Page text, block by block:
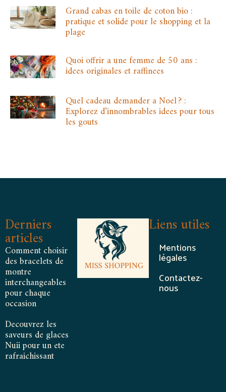
Grand cabas en toile de coton bio :
pratique et solide pour le shopping et la
plage
Quoi offrir a une femme de 50 ans :
idees originales et raffinees
Quel cadeau demander a Noel ? :
Explorez d’innombrables idees pour tous
les gouts
Derniers
articles
Comment choisir
des bracelets de
montre
interchangeables
pour chaque
occasion
Decouvrez les
saveurs de glaces
Nuii pour un ete
rafraichissant
Liens utiles
Mentions
légales
Contactez-
nous